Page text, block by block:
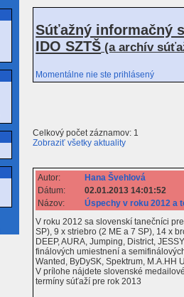
Súťažný informačný
IDO SZTŠ (a archív
Momentálne nie ste prihlásený
Celkový počet záznamov: 1
Zobraziť všetky aktuality
Autor:
Hana Švehlová
Dátum:
02.01.2013 14:01:52
Názov:
Úspechy v roku 2012 a
V roku 2012 sa slovenskí tanečníci
SP), 9 x striebro (2 ME a 7 SP), 14 x
DEEP, AURA, Jumping, District,
finálových umiestnení a
Wanted, ByDySK, Spektrum, M.A.HH
V prílohe nájdete slovenské
termíny súťaží pre rok 2013